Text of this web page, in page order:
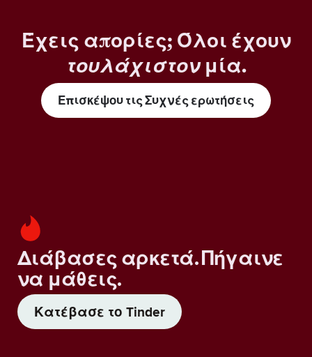
Έχεις απορίες; Όλοι έχουν
τουλάχιστονμία.
Επισκέψου τις Συχνές ερωτήσεις
Διάβασες αρκετά. Πήγαινε
να μάθεις.
Κατέβασε το Tinder